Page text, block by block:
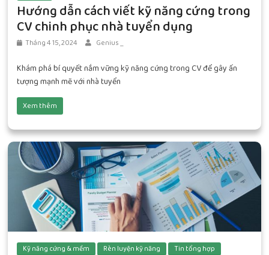
Hướng dẫn cách viết kỹ năng cứng trong
CV chinh phục nhà tuyển dụng
Tháng 4 15, 2024 Genius _
Khám phá bí quyết nắm vững kỹ năng cứng trong CV để gây ấn
tượng mạnh mẽ với nhà tuyển
Xem thêm
Kỹ năng cứng & mềm Rèn luyện kỹ năng
Tin tổng hợp